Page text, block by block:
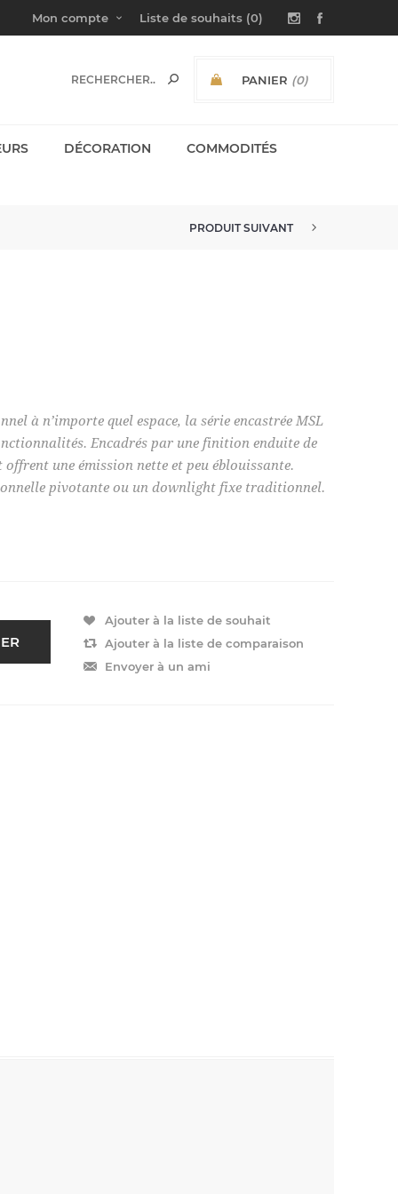
Mon compte Liste de souhaits (0)
PANIER (0)
DÉCORATION COMMODITÉS
PRODUIT SUIVANT
à n’importe quel espace, la série encastrée MSL
Encadrés par une finition enduite de
une émission nette et peu éblouissante.
pivotante ou un downlight fixe traditionnel.